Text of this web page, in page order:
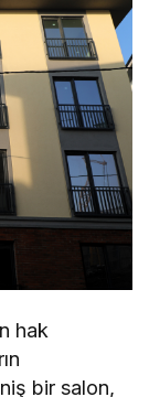
hak
bir salon,